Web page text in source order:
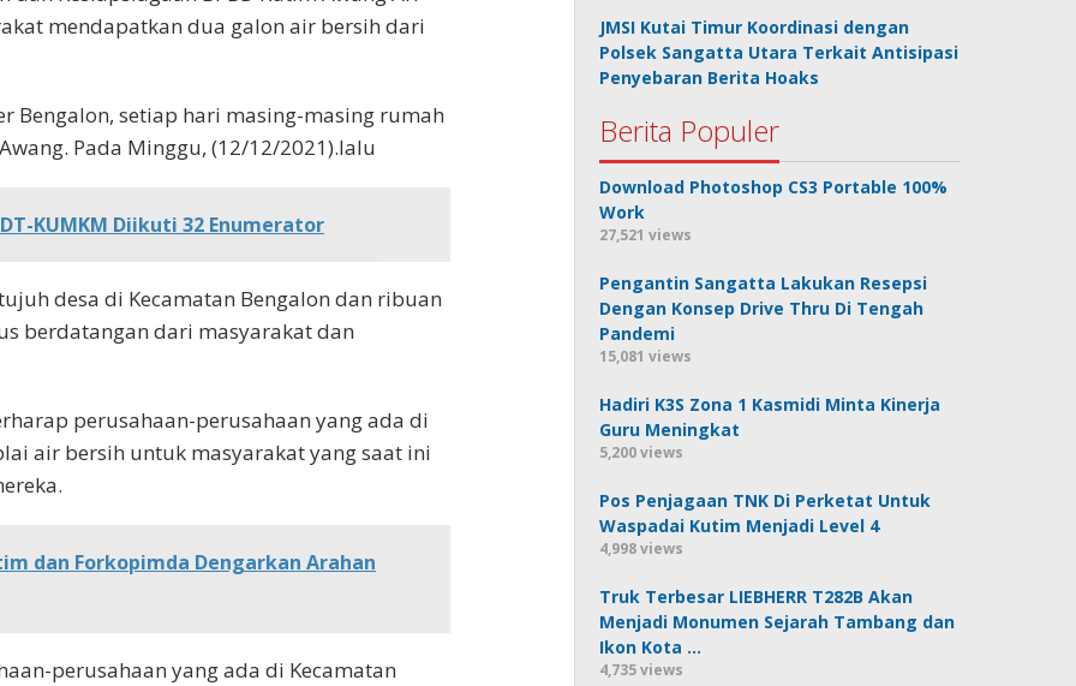
mendapatkan dua galon air bersih dari
Bengalon, setiap hari masing-masing rumah
Pada Minggu, (12/12/2021).lalu
KUMKM Diikuti 32 Enumerator
desa di Kecamatan Bengalon dan ribuan
berdatangan dari masyarakat dan
perusahaan-perusahaan yang ada di
air bersih untuk masyarakat yang saat ini
dan Forkopimda Dengarkan Arahan
perusahaan yang ada di Kecamatan
JMSI Kutai Timur Koordinasi dengan
Polsek Sangatta Utara Terkait Antisipasi
Penyebaran Berita Hoaks
Berita Populer
Download Photoshop CS3 Portable 100%
Work
27,521 views
Pengantin Sangatta Lakukan Resepsi
Dengan Konsep Drive Thru Di Tengah
Pandemi
15,081 views
Hadiri K3S Zona 1 Kasmidi Minta Kinerja
Guru Meningkat
5,200 views
Pos Penjagaan TNK Di Perketat Untuk
Waspadai Kutim Menjadi Level 4
4,998 views
Truk Terbesar LIEBHERR T282B Akan
Menjadi Monumen Sejarah Tambang dan
Ikon Kota …
4,735 views